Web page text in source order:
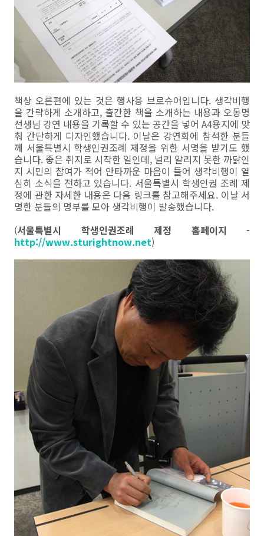
책상 오른편에 있는 것은 행사용 브로슈어입니다. 생각비행
을 간략하게 소개하고, 출간한 책을 소개하는 내용과 오동명
선생님 강연 내용을 기록할 수 있는 공간을 넣어 A4용지에 맞
춰 간단하게 디자인했습니다. 이날은 강연회에 참석한 분들
께 서울특별시 학생인권조례 제정을 위한 서명을 받기도 했
습니다. 좋은 취지로 시작한 일인데, 널리 알리지 못한 까닭인
지 시민의 참여가 적어 안타까운 마음이 들어 생각비행이 열
심히 소식을 전하고 있습니다. 서울특별시 학생인권 조례 제
정에 관한 자세한 내용은 다음 링크를 참고해주세요. 이날 서
명한 분들의 명부를 모아 생각비행이 발송했습니다.
(서울특별시 학생인권조례 제정 홈페이지 -
http://www.sturightnow.net)